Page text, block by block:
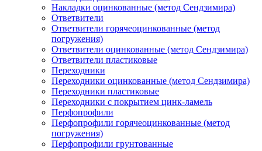
Накладки оцинкованные (метод Сендзимира)
Ответвители
Ответвители горячеоцинкованные (метод
погружения)
Ответвители оцинкованные (метод Сендзимира)
Ответвители пластиковые
Переходники
Переходники оцинкованные (метод Сендзимира)
Переходники пластиковые
Переходники с покрытием цинк-ламель
Перфопрофили
Перфопрофили горячеоцинкованные (метод
погружения)
Перфопрофили грунтованные